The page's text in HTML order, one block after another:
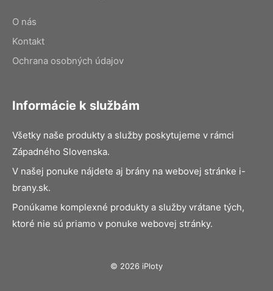
O nás
Kontakt
Ochrana osobných údajov
Informácie k službám
Všetky naše produkty a služby poskytujeme v rámci
Západného Slovenska.
V našej ponuke nájdete aj brány na webovej stránke i-
brany.sk.
Ponúkame komplexné produkty a služby vrátane tých,
ktoré nie sú priamo v ponuke webovej stránky.
© 2026 iPloty